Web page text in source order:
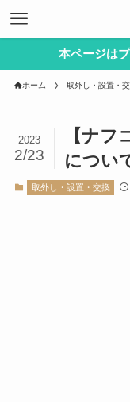
本ページは
ホーム 取外し・設置・
【ナフ
につい
2023
2/23
取外し・設置・交換